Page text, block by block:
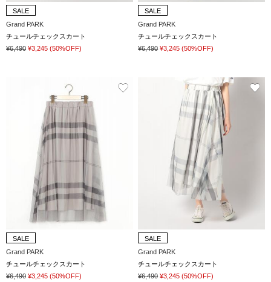
SALE
Grand PARK
チュールチェックスカート
¥6,490 ¥3,245 (50%OFF)
SALE
Grand PARK
チュールチェックスカート
¥6,490 ¥3,245 (50%OFF)
SALE
Grand PARK
チュールチェックスカート
¥6,490 ¥3,245 (50%OFF)
SALE
Grand PARK
チュールチェックスカート
¥6,490 ¥3,245 (50%OFF)